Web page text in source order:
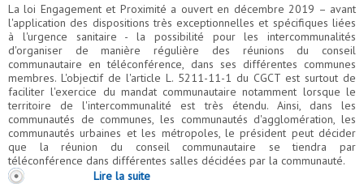
La loi Engagement et Proximité a ouvert en décembre 2019 – avant
l'application des dispositions très exceptionnelles et spécifiques liées
à l'urgence sanitaire - la possibilité pour les intercommunalités
d'organiser de manière régulière des réunions du conseil
communautaire en téléconférence, dans ses différentes communes
membres. L'objectif de l'article L. 5211-11-1 du CGCT est surtout de
faciliter l'exercice du mandat communautaire notamment lorsque le
territoire de l'intercommunalité est très étendu. Ainsi, dans les
communautés de communes, les communautés d'agglomération, les
communautés urbaines et les métropoles, le président peut décider
que la réunion du conseil communautaire se tiendra par
téléconférence dans différentes salles décidées par la communauté.
Lire la suite